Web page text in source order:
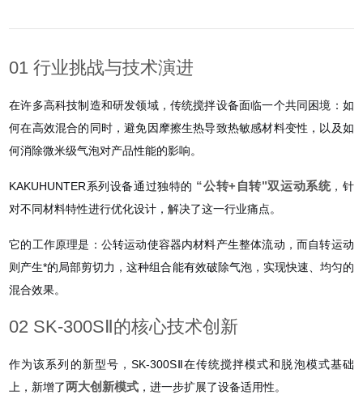
01 行业挑战与技术演进
在许多高科技制造和研发领域，传统搅拌设备面临一个共同困境：如
何在高效混合的同时，避免因摩擦生热导致热敏感材料变性，以及如
何消除微米级气泡对产品性能的影响。
KAKUHUNTER系列设备通过独特的 “公转+自转"双运动系统，针
对不同材料特性进行优化设计，解决了这一行业痛点。
它的工作原理是：公转运动使容器内材料产生整体流动，而自转运动
则产生*的局部剪切力，这种组合能有效破除气泡，实现快速、均匀的
混合效果。
02 SK-300SⅡ的核心技术创新
作为该系列的新型号，SK-300SⅡ在传统搅拌模式和脱泡模式基础
上，新增了两大创新模式 ，进一步扩展了设备适用性。